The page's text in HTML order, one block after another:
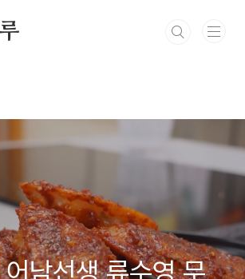
남선생 류수영 무